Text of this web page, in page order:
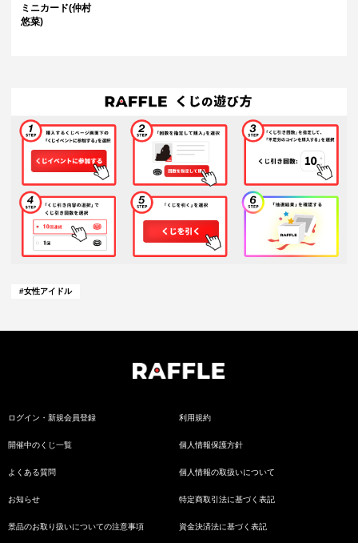
ミニカード(仲村
悠菜)
#女性アイドル
ログイン・新規会員登録
開催中のくじ一覧
よくある質問
お知らせ
景品のお取り扱いについての注意事項
利用規約
個人情報保護方針
個人情報の取扱いについて
特定商取引法に基づく表記
資金決済法に基づく表記